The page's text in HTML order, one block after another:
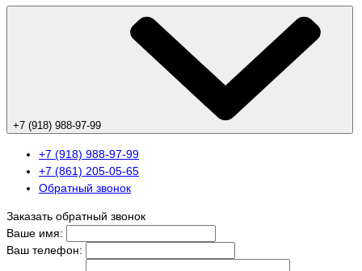
+7 (918) 988-97-99
+7 (918) 988-97-99
+7 (861) 205-05-65
Обратный звонок
Заказать обратный звонок
Ваше имя:
Ваш телефон: